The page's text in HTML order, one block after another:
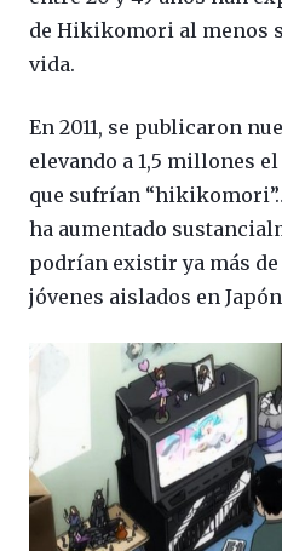
de Hikikomori al menos
vida.
En 2011, se publicaron
elevando a 1,5 millones
que sufrían
ha aumentado
podrían existir ya más
jóvenes aislados en